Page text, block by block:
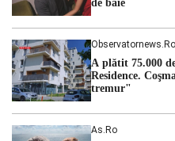
de baie
Observatornews.ro
A plătit 75.000
Residence.
tremur"
As.ro